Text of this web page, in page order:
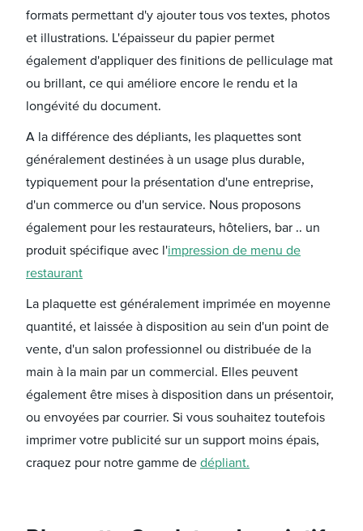
formats permettant d'y ajouter tous vos textes, photos
et illustrations. L'épaisseur du papier permet
également d'appliquer des finitions de pelliculage mat
ou brillant, ce qui améliore encore le rendu et la
longévité du document.
A la différence des dépliants, les plaquettes sont
généralement destinées à un usage plus durable,
typiquement pour la présentation d'une entreprise,
d'un commerce ou d'un service. Nous proposons
également pour les restaurateurs, hôteliers, bar .. un
produit spécifique avec l'impression de menu de
restaurant
La plaquette est généralement imprimée en moyenne
quantité, et laissée à disposition au sein d'un point de
vente, d'un salon professionnel ou distribuée de la
main à la main par un commercial. Elles peuvent
également être mises à disposition dans un présentoir,
ou envoyées par courrier. Si vous souhaitez toutefois
imprimer votre publicité sur un support moins épais,
craquez pour notre gamme de dépliant.